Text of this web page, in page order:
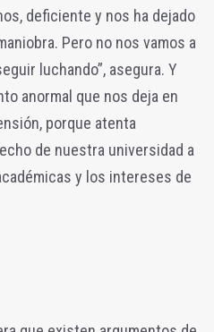
deficiente y nos ha dejado
Pero no nos vamos a
luchando”, asegura. Y
anormal que nos deja en
porque atenta
de nuestra universidad a
y los intereses de